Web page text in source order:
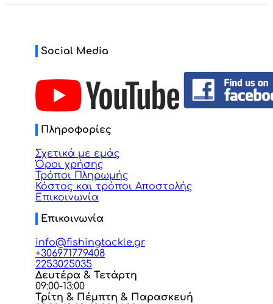
Social Media
Πληροφορίες
Σχετικά με εμάς
Όροι χρήσης
Τρόποι Πληρωμής
Κόστος και τρόποι Αποστολής
Επικοινωνία
Επικοινωνία
info@fishingtackle.gr
+306971779408
2253025035
Δευτέρα & Τετάρτη
09:00-13:00
Τρίτη & Πέμπτη & Παρασκευή